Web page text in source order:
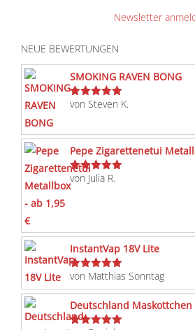
Newsletter
NEUE BEWERTUNGEN
SMOKING RAVEN BONG
Bewertet
von Steven K.
Pepe Zigarettenetui
Bewertet
mit
von Julia R.
InstantVap 18V Lite
Bewertet
mit5von 5
von Matthias Sonntag
Deutschland Maskottchen